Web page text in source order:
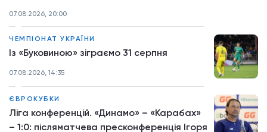
07.08.2026, 20:00
ЧЕМПІОНАТ УКРАЇНИ
Із «Буковиною» зіграємо 31 серпня
07.08.2026, 14:35
ЄВРОКУБКИ
Ліга конференцій. «Динамо» – «Карабах»
– 1:0: післяматчева пресконференція Ігоря